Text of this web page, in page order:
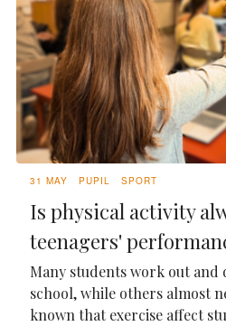
31 MAY PUPIL SPORT
Is physical activity
teenagers'
Many students work out and
school, while others almost
known that exercise affect